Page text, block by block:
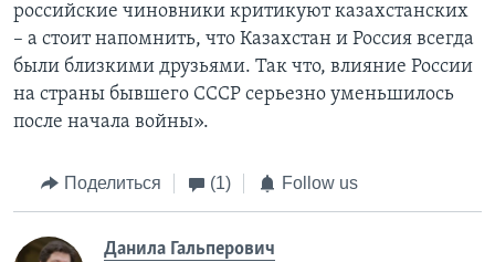
российские чиновники критикуют казахстанских
– а стоит напомнить, что Казахстан и Россия всегда
были близкими друзьями. Так что, влияние России
на страны бывшего СССР серьезно уменьшилось
после начала войны».
Поделиться (1) Follow us
Данила Гальперович